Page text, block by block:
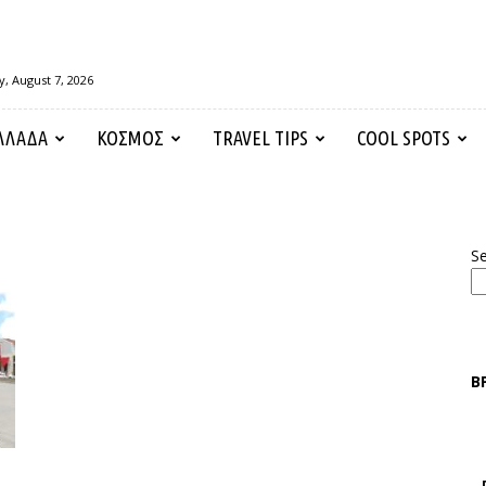
August 7, 2026
ΚΟΣΜΟΣ TRAVEL TIPS COOL SPOTS